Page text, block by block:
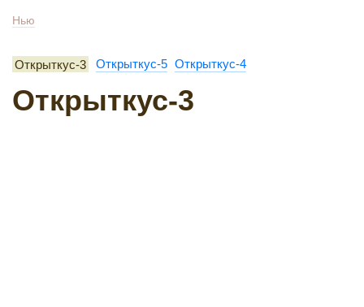
Нью
Открыткус-3 Открыткус-5 Открыткус-4
Открыткус-3